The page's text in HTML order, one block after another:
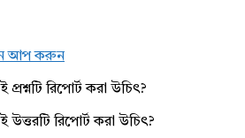
আপ করুন
রিপোর্ট করা উচিৎ?
রিপোর্ট করা উচিৎ?